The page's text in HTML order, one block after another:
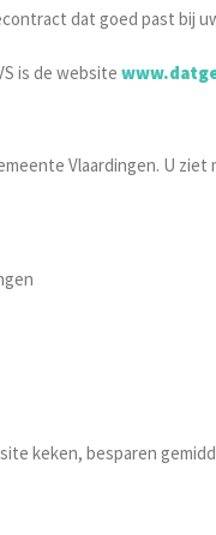
dat goed past bij
is de website
Vlaardingen. U ziet
keken, besparen